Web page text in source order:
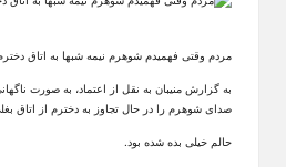
مردم وقتی فهمیدم شوهرم نیمه شبها به اتاق
به گزارش منیبان به نقل از اعتماد، به صورت
صدای شوهرم را در حال تجاوز به دخترم از اتاق
حالم خیلی بده شده بود.